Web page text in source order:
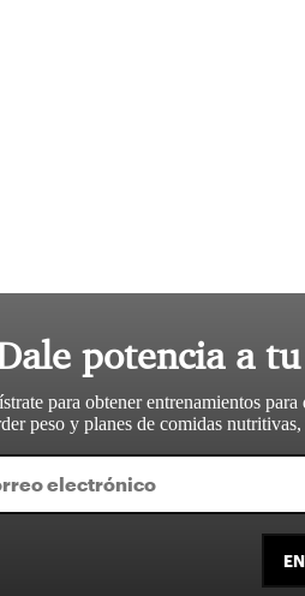
potencia a
para obtener entrenamientos
peso y planes de comidas